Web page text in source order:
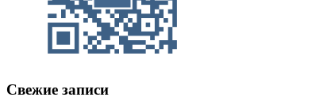
Свежие записи